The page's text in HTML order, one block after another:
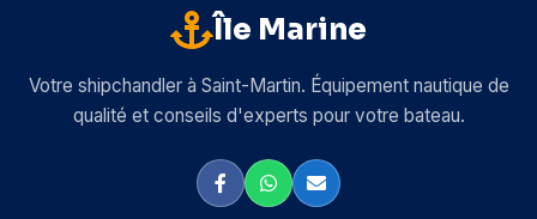
Île Marine
Votre shipchandler à Saint-Martin. Équipement nautique de
qualité et conseils d'experts pour votre bateau.